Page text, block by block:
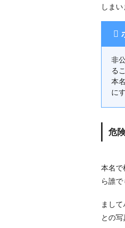
しま
非
る
本
に
危
本名
ら誰
まし
との